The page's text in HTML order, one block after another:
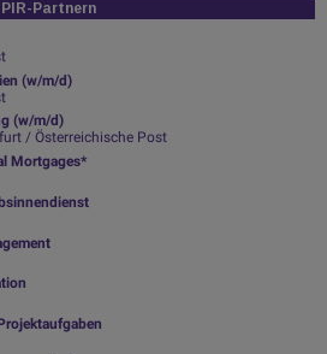
Partnern
(w/m/d)
(w/m/d)
/ Österreichische Post
Mortgages*